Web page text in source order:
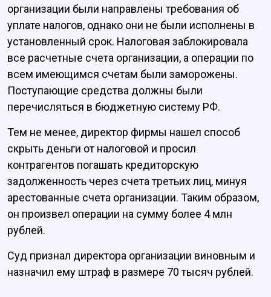
организации были направлены требования об
уплате налогов, однако они не были исполнены в
установленный срок. Налоговая заблокировала
все расчетные счета организации, а операции по
всем имеющимся счетам были заморожены.
Поступающие средства должны были
перечисляться в бюджетную систему РФ.
Тем не менее, директор фирмы нашел способ
скрыть деньги от налоговой и просил
контрагентов погашать кредиторскую
задолженность через счета третьих лиц, минуя
арестованные счета организации. Таким образом,
он произвел операции на сумму более 4 млн
рублей.
Суд признал директора организации виновным и
назначил ему штраф в размере 70 тысяч рублей.